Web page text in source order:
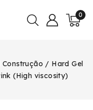
0
Construção / Hard Gel
(High viscosity)